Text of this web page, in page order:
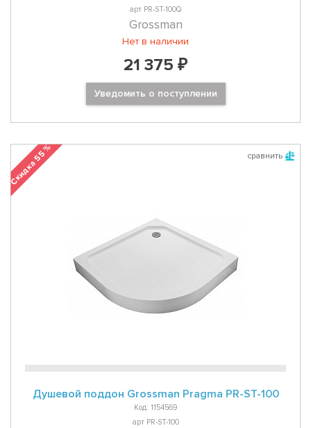
арт PR-ST-100Q
Grossman
Нет в наличии
21 375 ₽
Уведомить о поступлении
сравнить
Скидка 55 %
Душевой поддон Grossman Pragma PR-ST-100
Код: 1154569
арт PR-ST-100